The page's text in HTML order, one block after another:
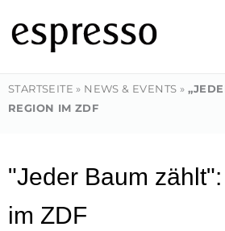
Inhalt
springen
STARTSEITE » NEWS & EVENTS »
REGION IM ZDF
"Jeder Baum
im ZDF